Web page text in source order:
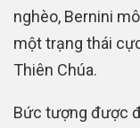
nghèo, Bernini
một trạng thái
Thiên Chúa.
Bức tượng được